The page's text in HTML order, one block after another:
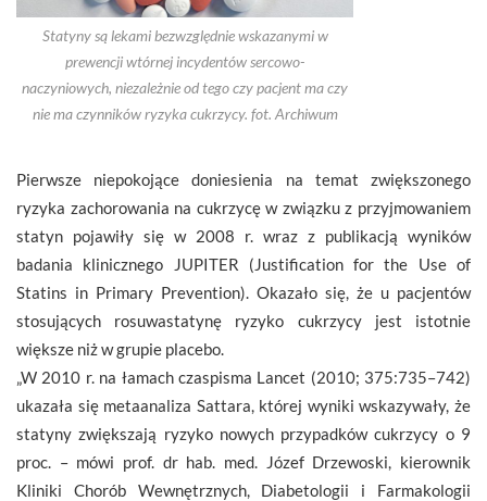
Statyny są lekami bezwzględnie wskazanymi w
prewencji wtórnej incydentów sercowo-
naczyniowych, niezależnie od tego czy pacjent ma czy
nie ma czynników ryzyka cukrzycy. fot. Archiwum
Pierwsze niepokojące doniesienia na temat zwiększonego
ryzyka zachorowania na cukrzycę w związku z przyjmowaniem
statyn pojawiły się w 2008 r. wraz z publikacją wyników
badania klinicznego JUPITER (Justification for the Use of
Statins in Primary Prevention). Okazało się, że u pacjentów
stosujących rosuwastatynę ryzyko cukrzycy jest istotnie
większe niż w grupie placebo.
„W 2010 r. na łamach czaspisma Lancet (2010; 375:735–742)
ukazała się metaanaliza Sattara, której wyniki wskazywały, że
statyny zwiększają ryzyko nowych przypadków cukrzycy o 9
proc. – mówi prof. dr hab. med. Józef Drzewoski, kierownik
Kliniki Chorób Wewnętrznych, Diabetologii i Farmakologii